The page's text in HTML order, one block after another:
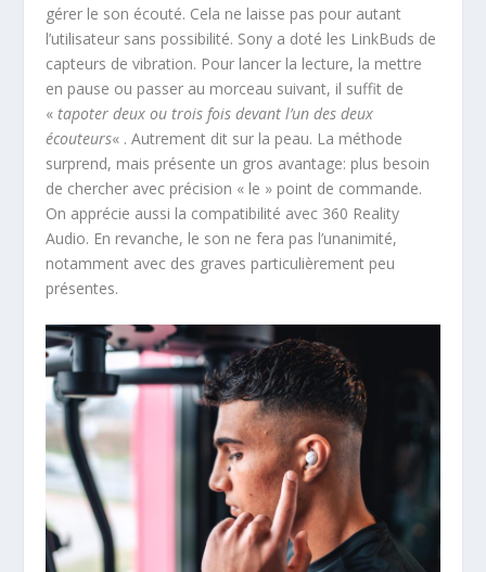
gérer le son écouté. Cela ne laisse pas pour autant
l’utilisateur sans possibilité. Sony a doté les LinkBuds de
capteurs de vibration. Pour lancer la lecture, la mettre
en pause ou passer au morceau suivant, il suffit de
«tapoter deux ou trois fois devant l’un des deux
écouteurs« . Autrement dit sur la peau. La méthode
surprend, mais présente un gros avantage: plus besoin
de chercher avec précision « le » point de commande.
On apprécie aussi la compatibilité avec 360 Reality
Audio. En revanche, le son ne fera pas l’unanimité,
notamment avec des graves particulièrement peu
présentes.